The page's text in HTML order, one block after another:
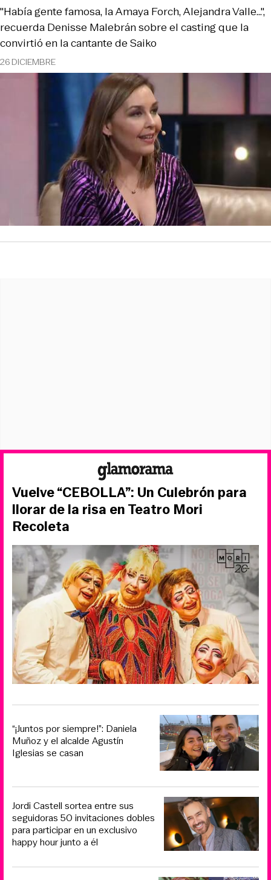
26 DICIEMBRE
"Había gente famosa, la Amaya Forch, Alejandra Valle...",
recuerda Denisse Malebrán sobre el casting que la
convirtió en la cantante de Saiko
Vuelve “CEBOLLA”: Un Culebrón para
llorar de la risa en Teatro Mori
Recoleta
“¡Juntos por siempre!”: Daniela
Muñoz y el alcalde Agustín
Iglesias se casan
Jordi Castell sortea entre sus
seguidoras 50 invitaciones dobles
para participar en un exclusivo
happy hour junto a él